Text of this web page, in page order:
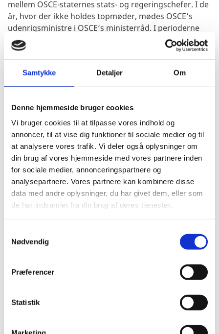
Samtykke Detaljer Om
Denne hjemmeside bruger cookies
Vi bruger cookies til at tilpasse vores indhold og
annoncer, til at vise dig funktioner til sociale medier og til
at analysere vores trafik. Vi deler også oplysninger om
din brug af vores hjemmeside med vores partnere inden
for sociale medier, annonceringspartnere og
analysepartnere. Vores partnere kan kombinere disse
data med andre oplysninger, du har givet dem, eller som
de har indsamlet fra din brug af deres tjenester.
Nødvendig
Præferencer
Statistik
mellem OSCE-staternes stats- og regeringschefer. I de
år, hvor der ikke holdes topmøder, mødes OSCE’s
udenrigsministre i OSCE’s ministerråd. I perioderne
imellem topmøder og ministerrådsmøder ligger
OSCE’s beslutningskompetence i det Permanente Råd
i Wien. Her mødes OSCE-landenes ambassadører til
forhandlinger under ledelse af formandskabslandet
for OSCE.
OSCE's institutioner
For at styrke arbejdet med at overholde OSCE’s
forpligtelser på menneskerettighedsområdet har
OSCE et særligt Kontor forDemokratiske Institutioner
og Menneskerettigheder (ODIHR) i Warszawa. ODIHR
bistår de deltagende stater med demokratisering og
assistance til deltagerstaterne i den forbindelse.
overholdelsen af OSCE-forpligtelserne vedrørende
nationale mindretal. Højkommissæren skal foretage
eller andre mindretalsproblemer, der kan udvikle sig